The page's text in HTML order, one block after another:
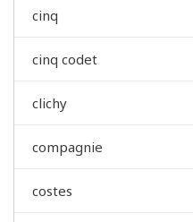
cinq
cinq codet
clichy
compagnie
costes